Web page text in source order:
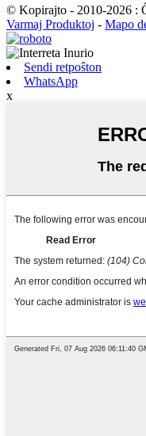
© Kopirajto - 2010-2026 :
Varmaj Produktoj - Mapo
Sendi retpoŝton
WhatsApp
x